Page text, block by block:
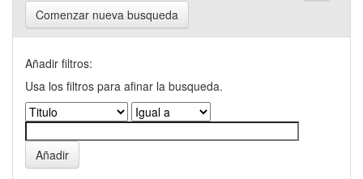
Comenzar nueva busqueda
Añadir filtros:
Usa los filtros para afinar la busqueda.